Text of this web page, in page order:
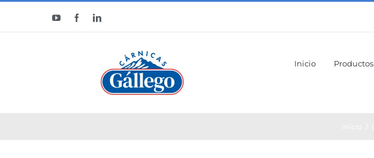
YouTubeFacebookLinkedIn
Inicio Productos